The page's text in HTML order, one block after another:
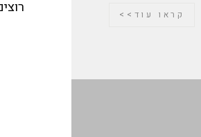
קראו עוד>>